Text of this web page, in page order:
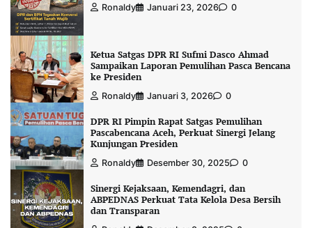
Ronaldy Januari 23, 2026 0
Ketua Satgas DPR RI Sufmi Dasco Ahmad
Sampaikan Laporan Pemulihan Pasca Bencana
ke Presiden
Ronaldy Januari 3, 2026 0
DPR RI Pimpin Rapat Satgas Pemulihan
Pascabencana Aceh, Perkuat Sinergi Jelang
Kunjungan Presiden
Ronaldy Desember 30, 2025 0
Sinergi Kejaksaan, Kemendagri, dan
ABPEDNAS Perkuat Tata Kelola Desa Bersih
dan Transparan